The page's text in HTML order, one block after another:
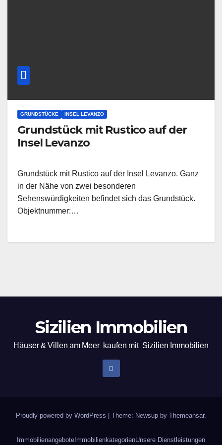
GRUNDSTÜCKE INSEL LEVANZO
Grundstück mit Rustico auf der
Insel Levanzo
Grundstück mit Rustico auf der Insel Levanzo. Ganz
in der Nähe von zwei besonderen
Sehenswürdigkeiten befindet sich das Grundstück.
Objektnummer:…
Sizilien Immobilien
Häuser & Villen am Meer kaufen mit Sizilien Immobilien
Proudly powered by WordPress Theme: Newsup by Themeansar.
ImmobilienangeboteImmobilienkategorienUnsere Dienstleistungen